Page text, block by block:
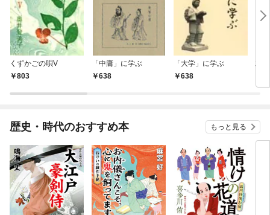
くずかごの唄V
803
「中庸」に学ぶ
638
「大学」に学ぶ
638
水
歴史・時代のおすすめ本 もっと見る